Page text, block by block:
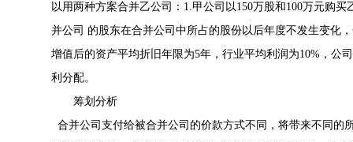
以用两种方案合并乙公司：1.甲公司以150万股和100万元购
并公司 的股东在合并公司中所占的股份以后年度不发生变化
增值后的资产平均折旧年限为5年，行业平均利润为10%，公
利分配。
筹划分析
合并公司支付给被合并公司的价款方式不同，将带来不同的